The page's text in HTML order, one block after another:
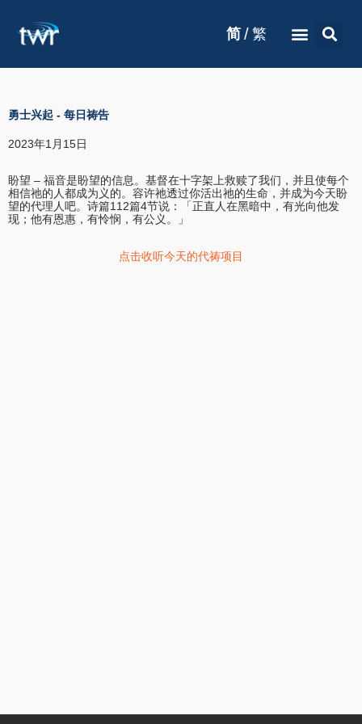
简 / 繁
勇士兴起 - 每日祷告
2023年1月15日
盼望 – 福音是盼望的信息。基督在十字架上救赎了我们，并且使每个
相信祂的人都成为义的。容许祂透过你活出祂的生命，并成为今天盼
望的代理人吧。诗篇112篇4节说：「正直人在黑暗中，有光向他发
现；他有恩惠，有怜悯，有公义。」
点击收听今天的代祷项目